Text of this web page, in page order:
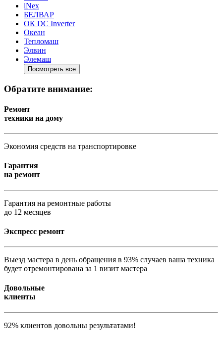
iNex
БЕЛВАР
ОК DC Inverter
Океан
Тепломаш
Элвин
Элемаш
Посмотреть все
Обратите внимание:
Ремонт
техники на дому
Экономия средств на транспортировке
Гарантия
на ремонт
Гарантия на ремонтные работы
до 12 месяцев
Экспресс ремонт
Выезд мастера в день обращения в 93% случаев ваша техника
будет отремонтирована за 1 визит мастера
Довольные
клиенты
92% клиентов довольны результатами!